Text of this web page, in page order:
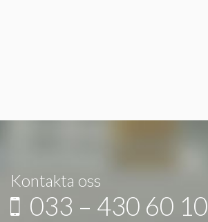
Kontakta oss
033 – 430 60 10